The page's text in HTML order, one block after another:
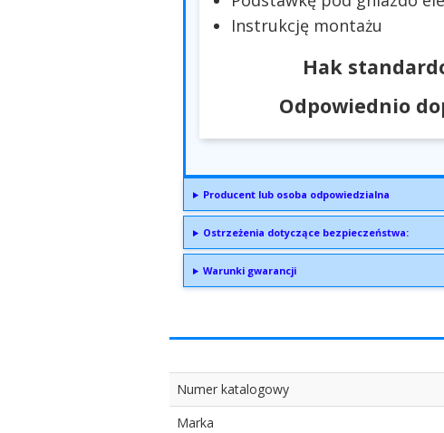
Instrukcję montażu
Hak
Odpowiednio
Producent lub osoba odpowiedzialna
Ostrzeżenia dotyczące bezpieczeństwa:
Warunki gwarancji
Numer katalogowy
Marka